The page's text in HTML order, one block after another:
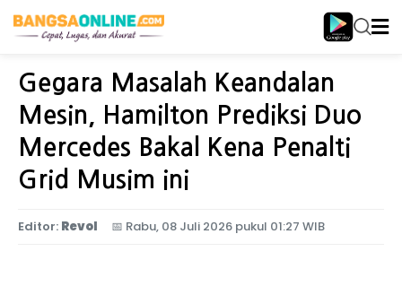
Home Olahraga
Gegara Masalah Keandalan
Mesin, Hamilton Prediksi Duo
Mercedes Bakal Kena Penalti
Grid Musim ini
Editor: Revol 📅 Rabu, 08 Juli 2026 pukul 01:27 WIB